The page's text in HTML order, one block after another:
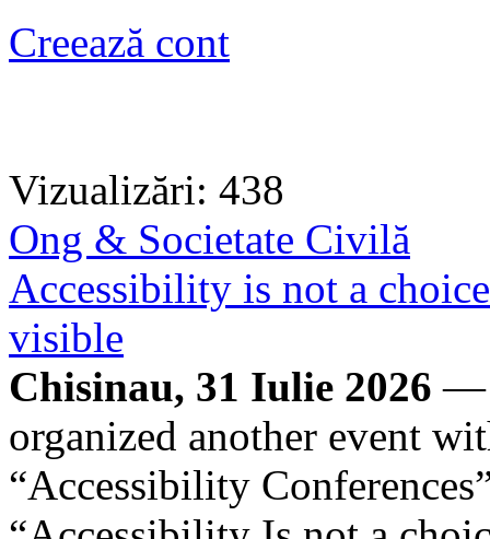
Creează cont
Vizualizări: 438
Ong & Societate Civilă
Accessibility is not a
visible
Chisinau, 31 Iulie 2026 —
organized another event
“Accessibility